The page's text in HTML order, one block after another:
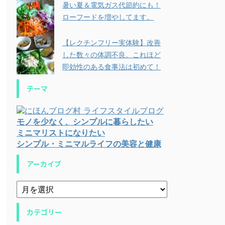
暑い夏＆電気ガス代節約にも！
ローフードを増やしてます。
【レクチンフリー実体験】改善
した数々の体調不良。これほど
即効性のある食事法は初めて！
テーマ
モノを少なく、シンプルに暮らしたい
ミニマリストになりたい
シンプル・ミニマルライフの美容と健康
アーカイブ
カテゴリー